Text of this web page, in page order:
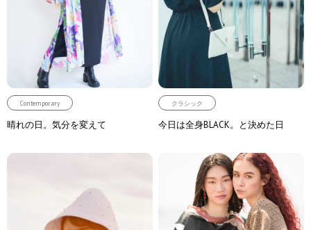
Contemporary
晴れの日。気分を変えて
クラシック
今日は全身BLACK。と決めた日